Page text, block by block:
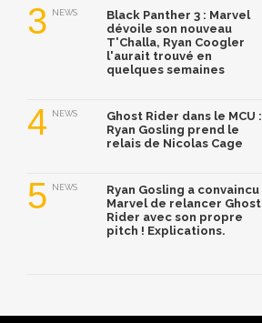
3 NEWS
Black Panther 3 : Marvel
dévoile son nouveau
T'Challa, Ryan Coogler
l'aurait trouvé en
quelques semaines
4 NEWS
Ghost Rider dans le MCU :
Ryan Gosling prend le
relais de Nicolas Cage
5 NEWS
Ryan Gosling a convaincu
Marvel de relancer Ghost
Rider avec son propre
pitch ! Explications.